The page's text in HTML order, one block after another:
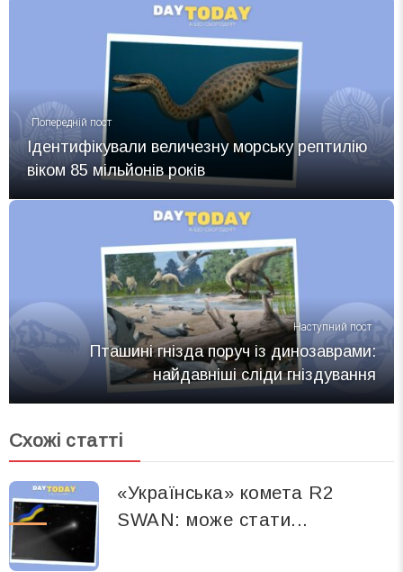
Попередній пост
Ідентифікували величезну морську рептилію
віком 85 мільйонів років
Наступний пост
Пташині гнізда поруч із динозаврами:
найдавніші сліди гніздування
Схожі статті
«Українська» комета R2
SWAN: може стати...